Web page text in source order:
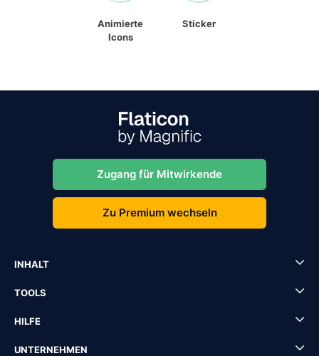
Animierte
Icons
Sticker
Zugang für Mitwirkende
Zu Premium wechseln
INHALT
TOOLS
HILFE
UNTERNEHMEN